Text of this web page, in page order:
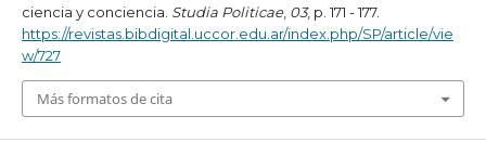
ciencia y conciencia. Studia Politicae, 03, p. 171 - 177.
https://revistas.bibdigital.uccor.edu.ar/index.php/SP/article/vie
w/727
Más formatos de cita